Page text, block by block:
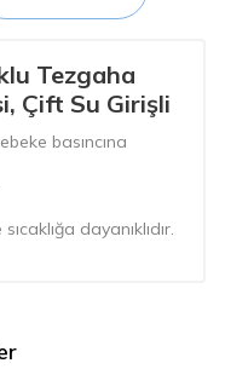
Tezgaha
Çift Su Girişli
basıncına
dayanıklıdır.